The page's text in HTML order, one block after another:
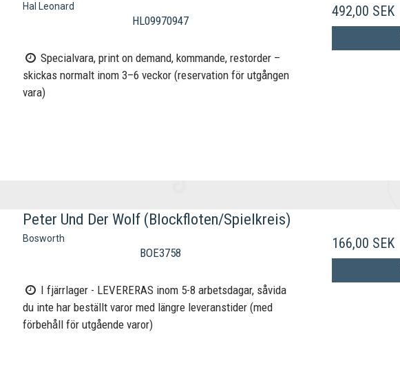
Hal Leonard
HL09970947
Specialvara, print on demand, kommande, restorder –
skickas normalt inom 3–6 veckor (reservation för utgången
vara)
492,00 SEK
Peter Und Der Wolf (Blockfloten/Spielkreis)
Bosworth
BOE3758
I fjärrlager - LEVERERAS inom 5-8 arbetsdagar, såvida
du inte har beställt varor med längre leveranstider (med
förbehåll för utgående varor)
166,00 SEK